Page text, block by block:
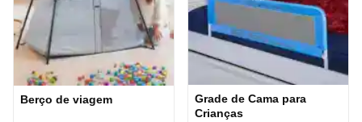
Berço de viagem
Grade de Cama para
Crianças